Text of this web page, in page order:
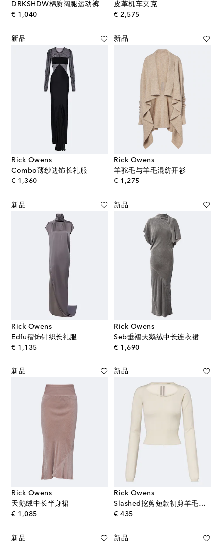
DRKSHDW棉质阔腿运动裤
€ 1,040original price
皮革机车夹克
€ 2,575original price
新品
Rick Owens
Combo薄纱边饰长礼服
€ 1,360original price
新品
Rick Owens
羊驼毛与羊毛混纺开衫
€ 1,275original price
新品
Rick Owens
Edfu褶饰针织长礼服
€ 1,135original price
新品
Rick Owens
Seb垂褶天鹅绒中长连衣裙
€ 1,690original price
新品
Rick Owens
天鹅绒中长半身裙
€ 1,085original price
新品
Rick Owens
Slashed挖剪短款初剪羊毛毛衣
€ 435original price
新品 新品